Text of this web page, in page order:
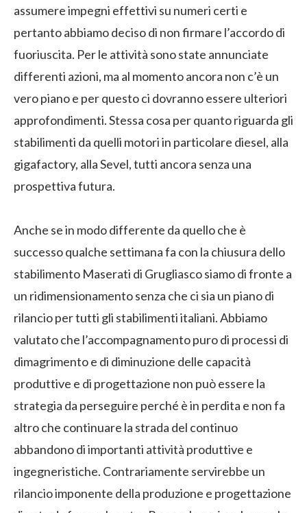
assumere impegni effettivi su numeri certi e
pertanto abbiamo deciso di non firmare l’accordo di
fuoriuscita. Per le attività sono state annunciate
differenti azioni, ma al momento ancora non c’è un
vero piano e per questo ci dovranno essere ulteriori
approfondimenti. Stessa cosa per quanto riguarda gli
stabilimenti da quelli motori in particolare diesel, alla
gigafactory, alla Sevel, tutti ancora senza una
prospettiva futura.
Anche se in modo differente da quello che è
successo qualche settimana fa con la chiusura dello
stabilimento Maserati di Grugliasco siamo di fronte a
un ridimensionamento senza che ci sia un piano di
rilancio per tutti gli stabilimenti italiani. Abbiamo
valutato che l’accompagnamento puro di processi di
dimagrimento e di diminuzione delle capacità
produttive e di progettazione non può essere la
strategia da perseguire perché è in perdita e non fa
altro che continuare la strada del continuo
abbandono di importanti attività produttive e
ingegneristiche. Contrariamente servirebbe un
rilancio imponente della produzione e progettazione